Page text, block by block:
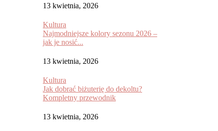
13 kwietnia, 2026
Kultura
Najmodniejsze kolory sezonu 2026 –
jak je nosić...
13 kwietnia, 2026
Kultura
Jak dobrać biżuterię do dekoltu?
Kompletny przewodnik
13 kwietnia, 2026